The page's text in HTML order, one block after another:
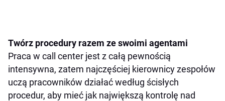
Twórz procedury razem ze swoimi agentami
Praca w call center jest z całą pewnością
intensywna, zatem najczęściej kierownicy zespołów
uczą pracowników działać według ścisłych
procedur, aby mieć jak największą kontrolę nad